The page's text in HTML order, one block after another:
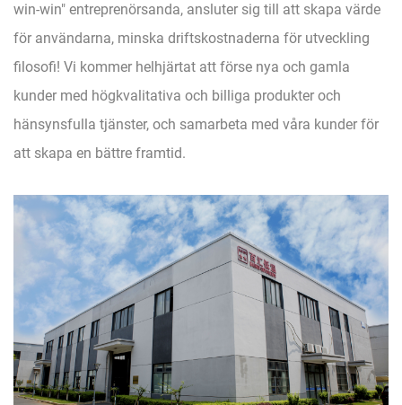
win-win" entreprenörsanda, ansluter sig till att skapa värde
för användarna, minska driftskostnaderna för utveckling
filosofi! Vi kommer helhjärtat att förse nya och gamla
kunder med högkvalitativa och billiga produkter och
hänsynsfulla tjänster, och samarbeta med våra kunder för
att skapa en bättre framtid.